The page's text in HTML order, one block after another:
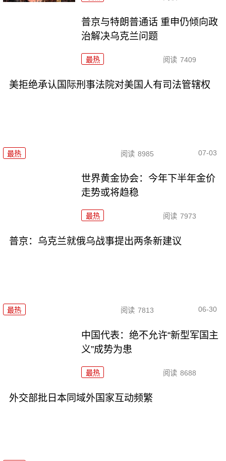
普京与特朗普通话 重申仍倾向政
治解决乌克兰问题
最热 阅读 7409
美拒绝承认国际刑事法院对美国人有司法管辖权
最热 阅读 8985 07-03
世界黄金协会：今年下半年金价
走势或将趋稳
最热 阅读 7973
普京：乌克兰就俄乌战事提出两条新建议
最热 阅读 7813 06-30
中国代表：绝不允许“新型军国主
义”成势为患
最热 阅读 8688
外交部批日本同域外国家互动频繁